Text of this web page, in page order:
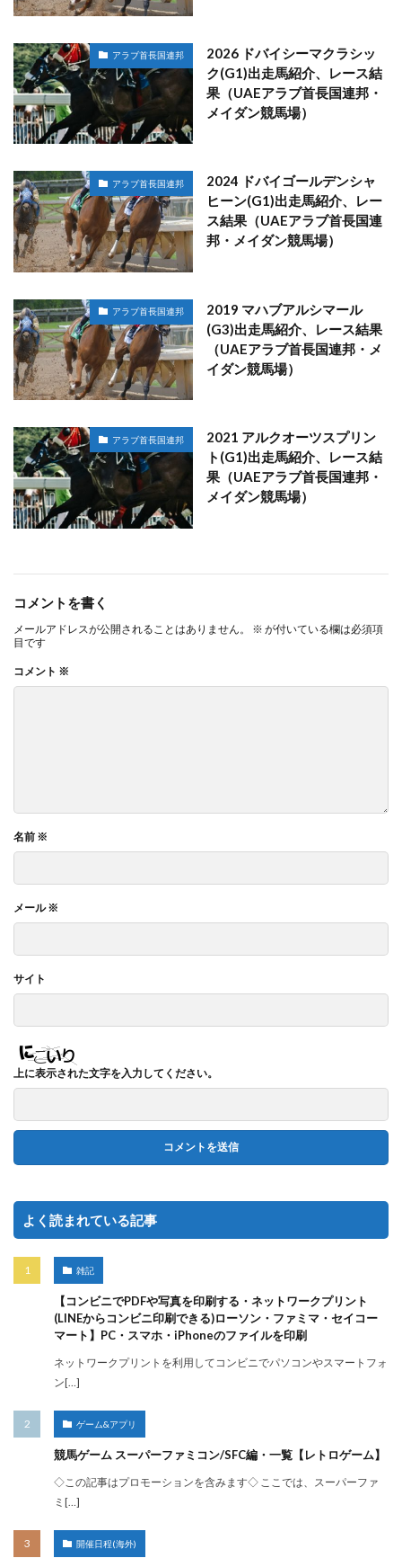
アラブ首長国連邦
2026 ドバイシーマクラシッ
ク(G1)出走馬紹介、レース結
果（UAEアラブ首長国連邦・
メイダン競馬場）
アラブ首長国連邦
2024 ドバイゴールデンシャ
ヒーン(G1)出走馬紹介、レー
ス結果（UAEアラブ首長国連
邦・メイダン競馬場）
アラブ首長国連邦
2019 マハブアルシマール
(G3)出走馬紹介、レース結果
（UAEアラブ首長国連邦・メ
イダン競馬場）
アラブ首長国連邦
2021 アルクオーツスプリン
ト(G1)出走馬紹介、レース結
果（UAEアラブ首長国連邦・
メイダン競馬場）
コメントを書く
メールアドレスが公開されることはありません。 ※ が付いている欄は必須項
目です
コメント ※
名前 ※
メール※
サイト
上に表示された文字を入力してください。
よく読まれている記事
雑記
【コンビニでPDFや写真を印刷する・ネットワークプリント
(LINEからコンビニ印刷できる)ローソン・ファミマ・セイコー
マート】PC・スマホ・iPhoneのファイルを印刷
ネットワークプリントを利用してコンビニでパソコンやスマートフォ
ン[…]
ゲーム&アプリ
競馬ゲーム スーパーファミコン/SFC編・一覧【レトロゲーム】
◇この記事はプロモーションを含みます◇ ここでは、スーパーファ
ミ[…]
開催日程(海外)